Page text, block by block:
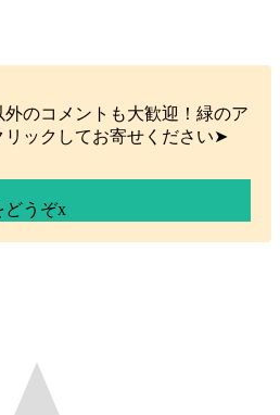
外のコメントも大歓迎！緑のア
リックしてお寄せください➤
どうぞx